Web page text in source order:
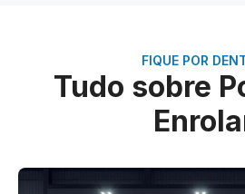
FIQUE POR
Tudo sobre